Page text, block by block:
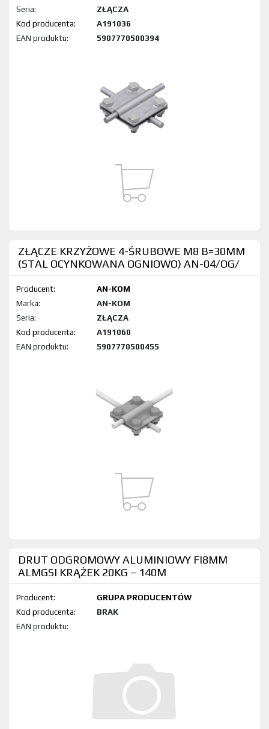
Seria:
ZŁĄCZA
Kod produktu:
A191036
EAN produktu:
5907770500394
ZŁĄCZE KRZYŻOWE 4-ŚRUBOWE M8 B=30MM
(STAL OCYNKOWANA OGNIOWO) AN-04/OG/
Producent:
AN-KOM
Marka:
AN-KOM
Seria:
ZŁĄCZA
Kod produktu:
A191060
EAN produktu:
5907770500455
DRUT ODGROMOWY ALUMINIOWY FI8MM
ALMGSI KRĄŻEK 20KG – 140M
Producent:
GRUPA PRODUCENTÓW
Kod produktu:
BRAK
EAN produktu: